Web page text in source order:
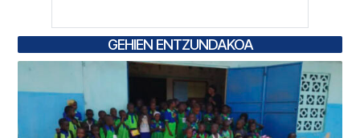
GEHIEN ENTZUNDAKOA